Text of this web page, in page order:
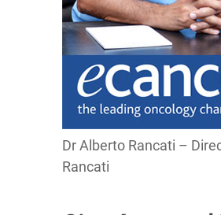
Dr Alberto Rancati –
Rancati